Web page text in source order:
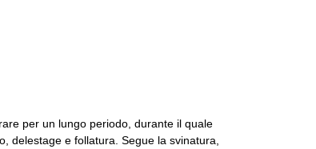
per un lungo periodo, durante il quale
delestage e follatura. Segue la svinatura,